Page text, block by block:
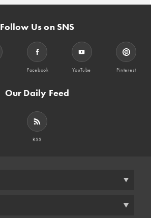
Follow Us on SNS
Facebook YouTube Pinterest
Our Daily Feed
RSS